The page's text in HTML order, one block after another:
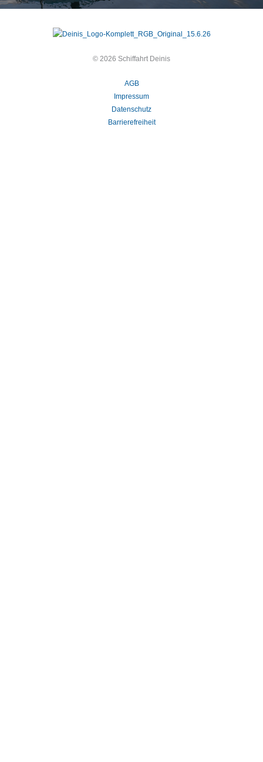
© 2026 Schiffahrt Deinis
AGB
Impressum
Datenschutz
Barrierefreiheit